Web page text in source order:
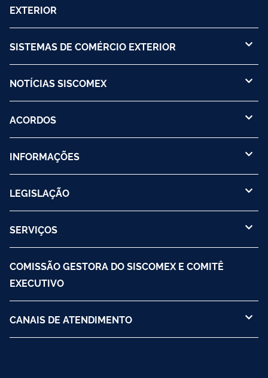
EXTERIOR
SISTEMAS DE COMÉRCIO EXTERIOR
NOTÍCIAS SISCOMEX
ACORDOS
INFORMAÇÕES
LEGISLAÇÃO
SERVIÇOS
COMISSÃO GESTORA DO SISCOMEX E COMITÊ
EXECUTIVO
CANAIS DE ATENDIMENTO